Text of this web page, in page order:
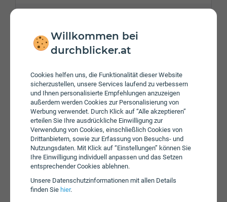
Willkommen bei
durchblicker.at
Cookies helfen uns, die Funktionalität dieser Website
sicherzustellen, unsere Services laufend zu verbessern
und Ihnen personalisierte Empfehlungen anzuzeigen
außerdem werden Cookies zur Personalisierung von
Werbung verwendet. Durch Klick auf “Alle akzeptieren”
erteilen Sie Ihre ausdrückliche Einwilligung zur
Verwendung von Cookies, einschließlich Cookies von
Drittanbietern, sowie zur Erfassung von Besuchs- und
Nutzungsdaten. Mit Klick auf “Einstellungen” können Sie
Ihre Einwilligung individuell anpassen und das Setzen
entsprechender Cookies ablehnen.
Unsere Daten­schutz­informationen mit allen Details
finden Sie hier.
Verbindung
NFC
Gerät
Akku
5020 mAh
Speicherkarte
max. 512 GB
Betriebssystem
Android 10.0
Prozessor
Octa-Core
Arbeitsspeicher
SIM-Karte
Nano-SIM